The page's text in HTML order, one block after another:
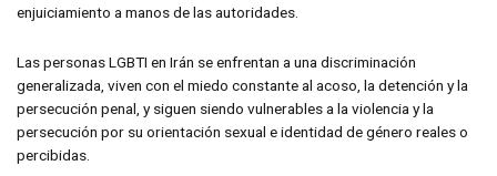
enjuiciamiento a manos de las autoridades.
Las personas LGBTI en Irán se enfrentan a una discriminación
generalizada, viven con el miedo constante al acoso, la detención y la
persecución penal, y siguen siendo vulnerables a la violencia y la
persecución por su orientación sexual e identidad de género reales o
percibidas.